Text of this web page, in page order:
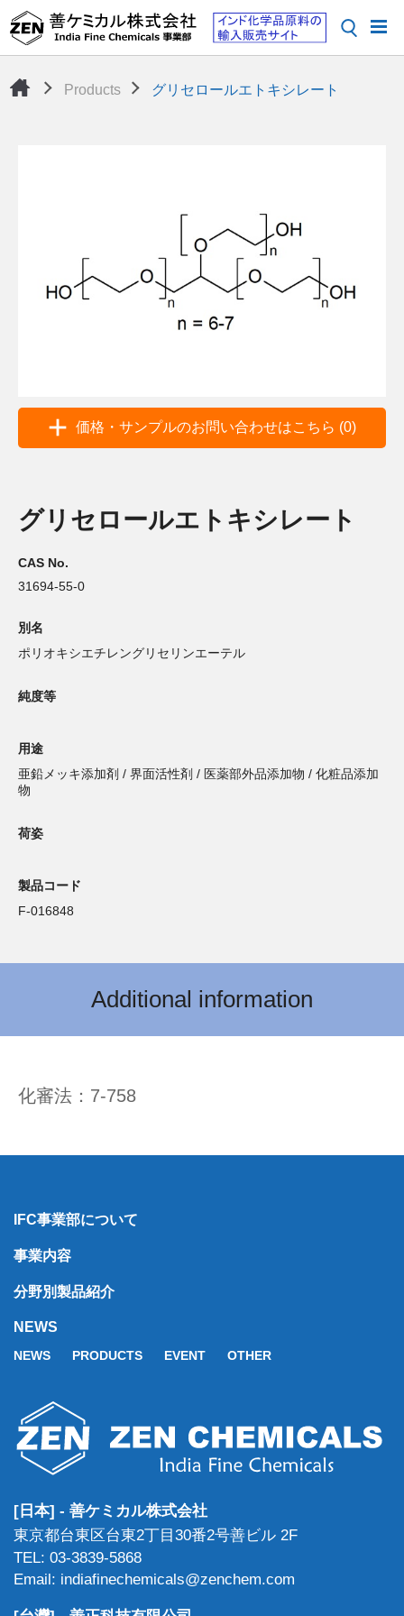
Products グリセロールエトキシレート
価格・サンプルのお問い合わせはこちら (0)
グリセロールエトキシレート
CAS No.
31694-55-0
別名
ポリオキシエチレングリセリンエーテル
純度等
用途
亜鉛メッキ添加剤 / 界面活性剤 / 医薬部外品添加物 / 化粧品添加
物
荷姿
製品コード
F-016848
Additional information
化審法：7-758
IFC事業部について
事業内容
分野別製品紹介
NEWS
NEWS PRODUCTS EVENT OTHER
[日本] - 善ケミカル株式会社
東京都台東区台東2丁目30番2号善ビル 2F
TEL: 03-3839-5868
Email: indiafinechemicals@zenchem.com